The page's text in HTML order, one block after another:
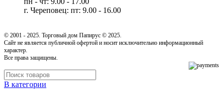
г. Череповец: пт: 9.00 - 16.00
© 2001 - 2025. Торговый дом Папирус © 2025.
Cайт не является публичной офертой и носит исключительно информационный
характер.
Все права защищены.
В категории